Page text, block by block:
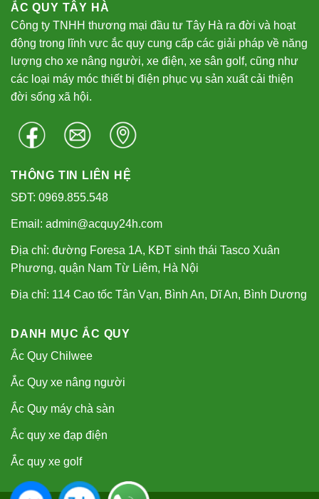
ẮC QUY TÂY HÀ
Công ty TNHH thương mại đầu tư Tây Hà ra đời và hoạt
động trong lĩnh vực ắc quy cung cấp các giải pháp về năng
lượng cho xe nâng người, xe điện, xe sân golf, cũng như
các loại máy móc thiết bị điện phục vụ sản xuất cải thiện
đời sống xã hội.
THÔNG TIN LIÊN HỆ
SĐT: 0969.855.548
Email: admin@acquy24h.com
Địa chỉ: đường Foresa 1A, KĐT sinh thái Tasco Xuân
Phương, quận Nam Từ Liêm, Hà Nội
Địa chỉ: 114 Cao tốc Tân Vạn, Bình An, Dĩ An, Bình Dương
DANH MỤC ẮC QUY
Ắc Quy Chilwee
Ắc Quy xe nâng người
Ắc Quy máy chà sàn
Ắc quy xe đạp điện
Ắc quy xe golf